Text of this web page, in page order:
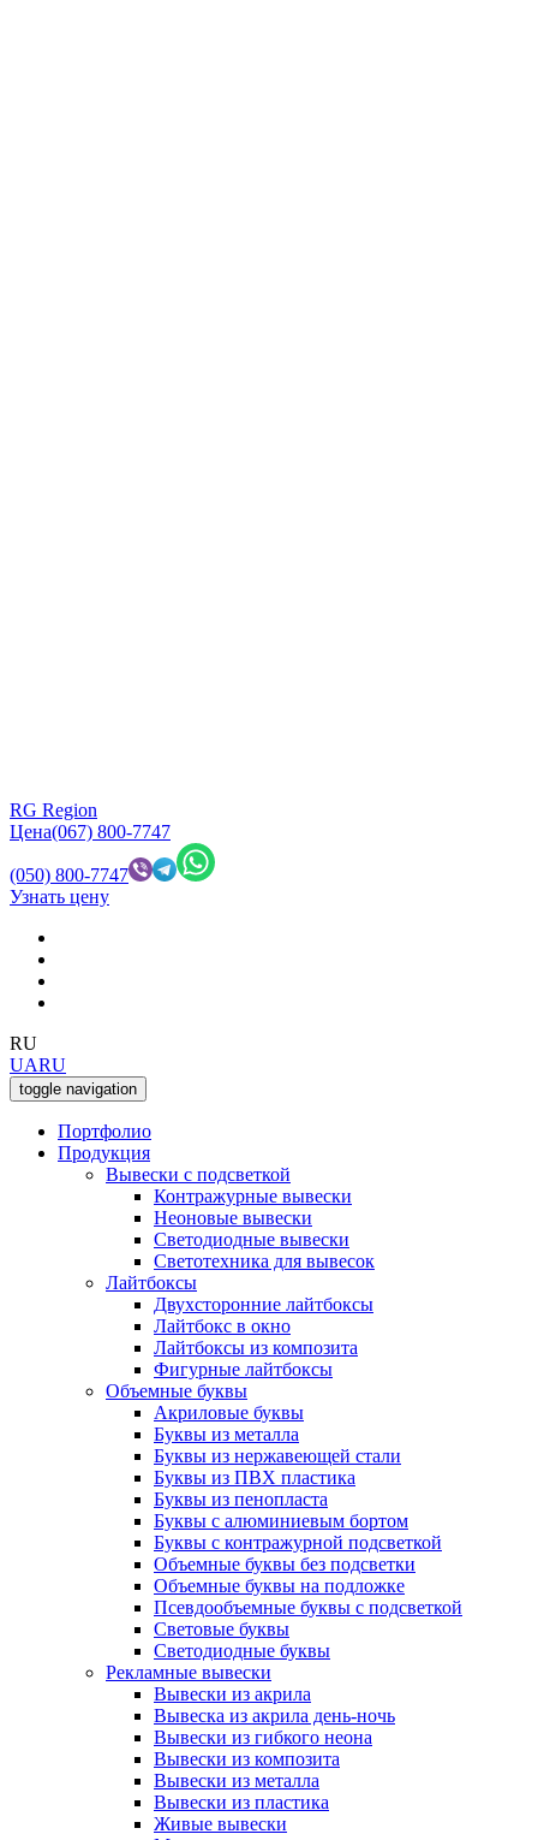
RG Region
Цена(067) 800-7747
(050) 800-7747
Узнать цену
RU
UARU
toggle navigation
Портфолио
Продукция
Вывески с подсветкой
Контражурные вывески
Неоновые вывески
Светодиодные вывески
Светотехника для вывесок
Лайтбоксы
Двухсторонние лайтбоксы
Лайтбокс в окно
Лайтбоксы из композита
Фигурные лайтбоксы
Объемные буквы
Акриловые буквы
Буквы из металла
Буквы из нержавеющей стали
Буквы из ПВХ пластика
Буквы из пенопласта
Буквы с алюминиевым бортом
Буквы с контражурной подсветкой
Объемные буквы без подсветки
Объемные буквы на подложке
Псевдообъемные буквы с подсветкой
Световые буквы
Светодиодные буквы
Рекламные вывески
Вывески из акрила
Вывеска из акрила день-ночь
Вывески из гибкого неона
Вывески из композита
Вывески из металла
Вывески из пластика
Живые вывески